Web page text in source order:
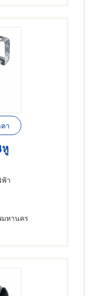
า
า
มหานคร